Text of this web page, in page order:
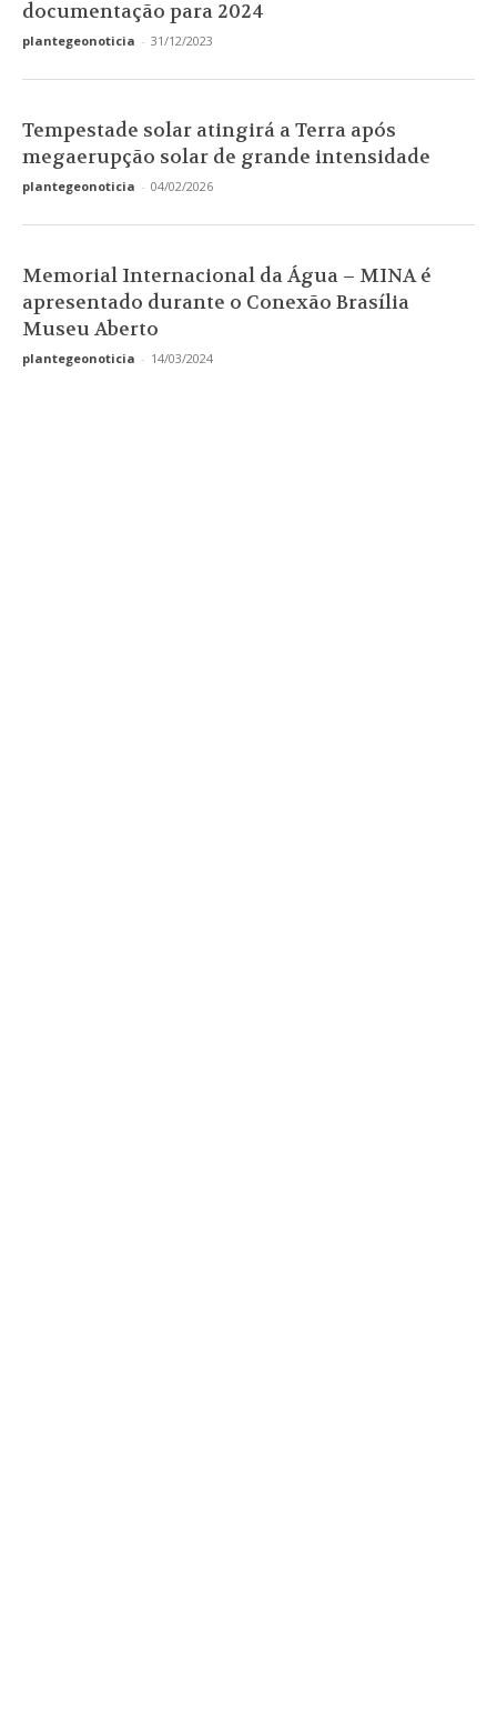
documentação para 2024
plantegeonoticia - 31/12/2023
Tempestade solar atingirá a Terra após
megaerupção solar de grande intensidade
plantegeonoticia - 04/02/2026
Memorial Internacional da Água – MINA é
apresentado durante o Conexão Brasília
Museu Aberto
plantegeonoticia - 14/03/2024